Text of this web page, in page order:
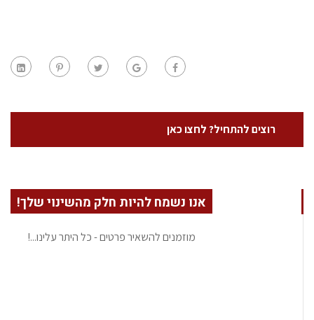
רוצים להתחיל? לחצו כאן
אנו נשמח להיות חלק מהשינוי שלך!
מוזמנים להשאיר פרטים - כל היתר עלינו...!